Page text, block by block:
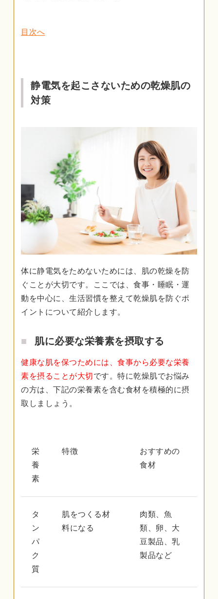
目次へ
静電気を起こさないための乾燥肌の
対策
体に静電気をためないためには、肌の乾燥を防
ぐことが大切です。ここでは、食事・睡眠・運
動を中心に、生活習慣を整えて乾燥肌を防ぐポ
イントについて紹介します。
肌に必要な栄養素を摂取する
健康な肌を保つためには、食事から必要な栄養
素を摂ることが大切です。特に乾燥肌でお悩み
の方は、下記の栄養素を含む食材を積極的に摂
取しましょう。
栄
養
素
特徴
おすすめの
食材
タ
ン
パ
ク
質
肌をつくる材
料になる
肉類、魚
類、卵、大
豆製品、乳
製品など